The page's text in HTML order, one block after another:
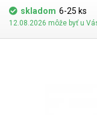
skladom 6-25 ks
12.08.2026 môže byť u